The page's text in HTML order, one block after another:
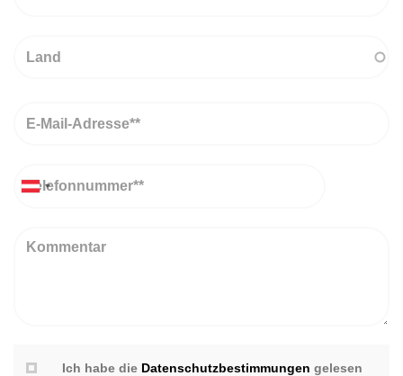
Ich habe die Datenschutzbestimmungen gelesen